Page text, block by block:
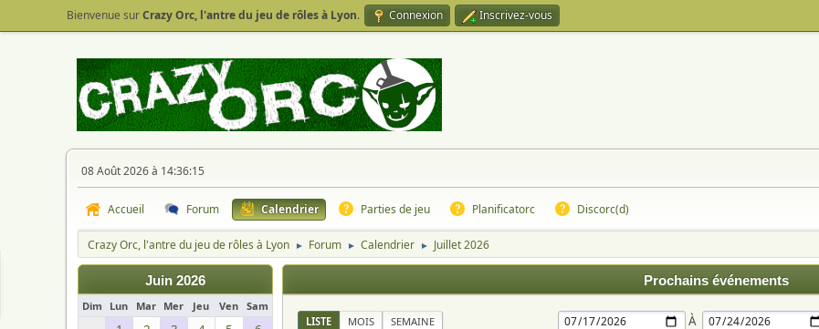
Bienvenue surCrazy Orc, l'antre du jeu de rôles à Lyon. Connexion Inscrivez-vous
08 Août 2026 à 14:36:15
Accueil Forum Calendrier Parties de jeu Planificatorc Discorc(d)
Crazy Orc, l'antre du jeu de rôles à Lyon ► Forum ► Calendrier ► Juillet 2026
Juin 2026
Dim Lun Mar Mer Jeu Ven Sam
Prochains événements
LISTE MOIS SEMAINE À